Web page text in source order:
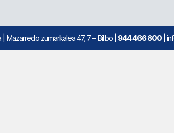
| Mazarredo zumarkalea 47, 7 – Bilbo | 944 466 800 |